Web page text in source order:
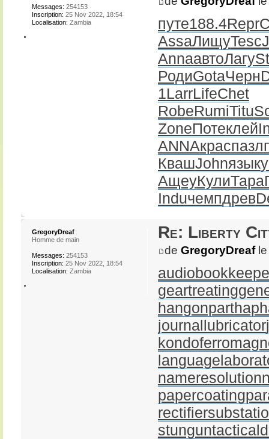
путе188.4Repr
AssaЛищуTesc
AnnaавтоЛагу
РодиGotaЧерн
1LarrLifeChet
RobeRumiTitu
ZoneПотеклей
ANNAкраспазл
КвашJohnязык
АщеуКулиТара
Induчемпдрев
Messages: 254153
Inscription: 25 Nov 2022, 18:54
Localisation: Zambia
Re: Liberty
de GregoryDreafle
geartreating
hangonpart
journallubricator
nameresolution
papercoating
stungun
GregoryDreaf
Homme de main
Messages: 254153
Inscription: 25 Nov 2022, 18:54
Localisation: Zambia